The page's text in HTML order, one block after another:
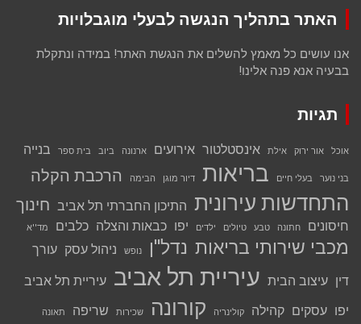
האתר בתהליך הנגשה לבעלי מוגבלויות
אנו עושים כל מאמץ להשלים את הנגשת האתר! במידה ונתקלת
בבעיה אנא פנה אלינו!
תגיות
אוכל אור ירוק אילת אינסטלטור אירועים ארנונה ביוב בית ספר בנייה
בני נוער בעלי חיים בריאות דיור מוגן הבימה הרכבת הקלה
התחדשות עירונית התיכון החברתי תל אביב חינוך
חיסונים חתונה טבע טיולים ילדים יפו כבאות והצלה כלבים מד''א
מכבי שירותי בריאות נדל''ן נופש ניהול עסק עורך
דין עיצוב הבית עיריית תל אביב עיריית תל אביב
יפו עסקים קהילה קולינריה קורונה שכירות שריפה תאונה